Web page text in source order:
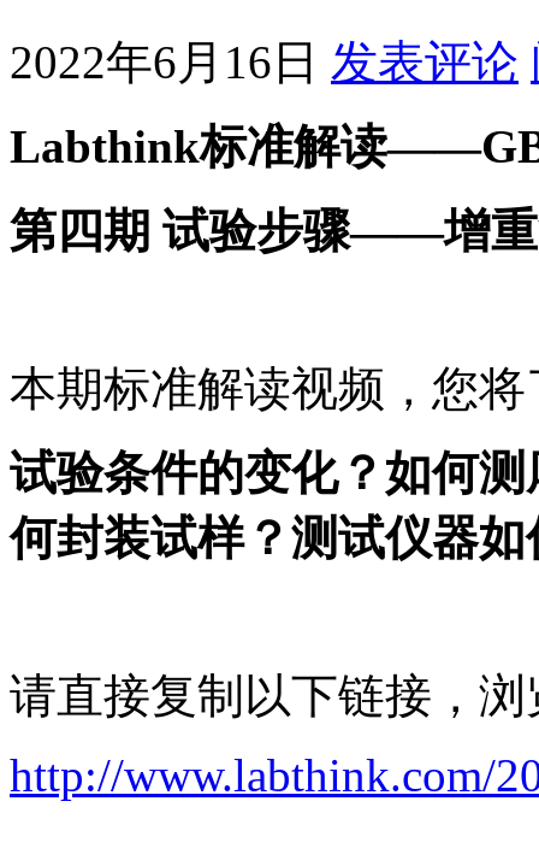
2022年6月16日 发表评论
Labthink标准解读
第四期 试验步骤——增
本期标准解读视频，您将
试验条件的变化？如何
何封装试样？测试仪器
请直接复制以下链接，
http://www.labthink.com/